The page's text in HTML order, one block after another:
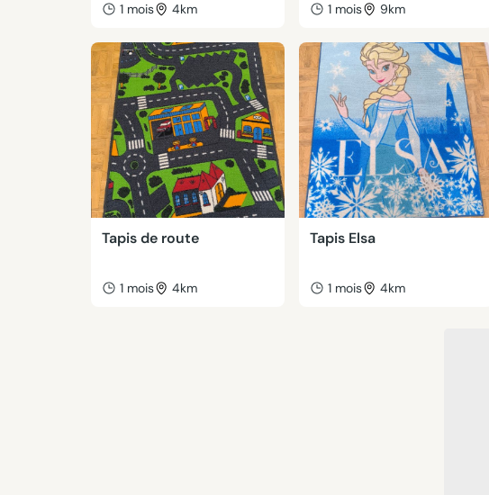
1 mois 4km 1 mois 9km
Tapis de route
1 mois 4km
Tapis Elsa
1 mois 4km